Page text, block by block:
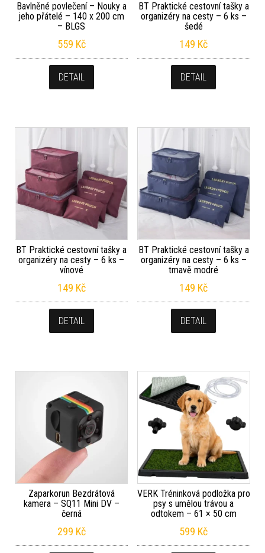
Bavlněné povlečení – Nouky a
jeho přátelé – 140 x 200 cm
– BLGS
559 Kč
DETAIL
BT Praktické cestovní tašky a
organizéry na cesty – 6 ks –
šedé
149 Kč
DETAIL
BT Praktické cestovní tašky a
organizéry na cesty – 6 ks –
vínové
149 Kč
DETAIL
BT Praktické cestovní tašky a
organizéry na cesty – 6 ks –
tmavě modré
149 Kč
DETAIL
Zaparkorun Bezdrátová
kamera – SQ11 Mini DV –
černá
299 Kč
VERK Tréninková podložka pro
psy s umělou trávou a
odtokem – 61 × 50 cm
599 Kč